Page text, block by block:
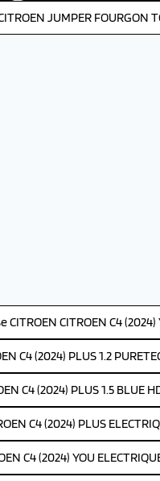
JUMPER FOURGON
CITROEN CITROEN C4
C4 (2024) PLUS 1.2
C4 (2024) PLUS 1.5 BLUE
C4 (2024) PLUS
C4 (2024) YOU